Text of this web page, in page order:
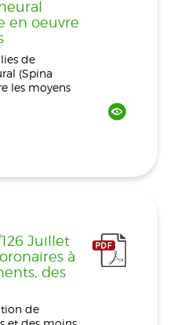
en oeuvre
de
(Spina
les moyens
Juillet
à
des
de